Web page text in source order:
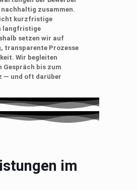
zusammen.
kurzfristige
langfristige
setzen wir auf
transparente Prozesse
Wir begleiten
Gespräch bis zum
— und oft darüber
im